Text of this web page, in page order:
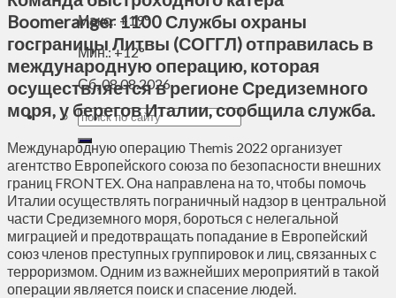
Макс.: +19°
Мин.:+12°
Сб, 08.08.2026
Boomeranger 1100 Службы охраны
госграницы Литвы (СОГГЛ) отправилась в
международную операцию, которая
осуществляется в регионе Средиземного
моря, у берегов Италии, сообщила служба.
Международную операцию Themis 2022 организует
агентство Европейского союза по безопасности внешних
границ FRONTEX. Она направлена на то, чтобы помочь
Италии осуществлять пограничный надзор в центральной
части Средиземного моря, бороться с нелегальной
миграцией и предотвращать попадание в Европейский
союз членов преступных группировок и лиц, связанных с
терроризмом. Одним из важнейших мероприятий в такой
операции является поиск и спасение людей.